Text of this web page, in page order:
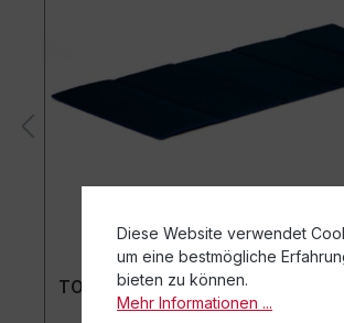
TOGU Premium Easy Matte
Diese Website verwendet
um eine bestmögliche
bieten zu können.
Mehr Informationen ...